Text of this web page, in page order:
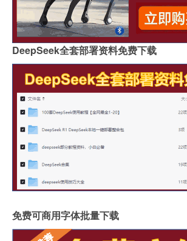
DeepSeek全套部署资料免费下载
免费可商用字体批量下载